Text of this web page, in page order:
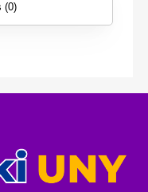
(0)